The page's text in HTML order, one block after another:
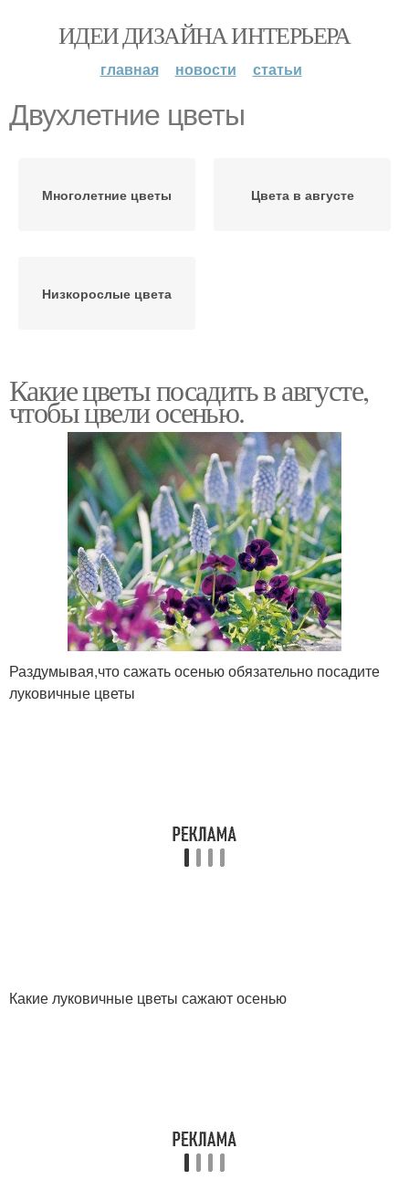
ИДЕИ ДИЗАЙНА ИНТЕРЬЕРА
главная новости статьи
Двухлетние цветы
Многолетние цветы Цвета в августе
Низкорослые цвета
Какие цветы посадить в августе,
чтобы цвели осенью.
Раздумывая,что сажать осенью обязательно посадите
луковичные цветы
Какие луковичные цветы сажают осенью